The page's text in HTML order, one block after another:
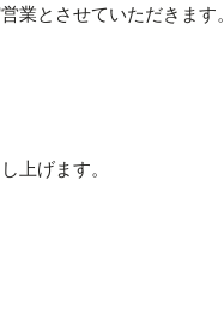
業とさせていただきます。
上げます。